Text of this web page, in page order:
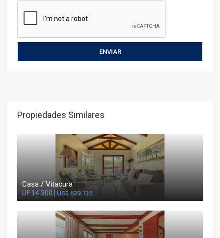
Propiedades Similares
Casa / Vitacura
UF 14.300 | US$ 639.135